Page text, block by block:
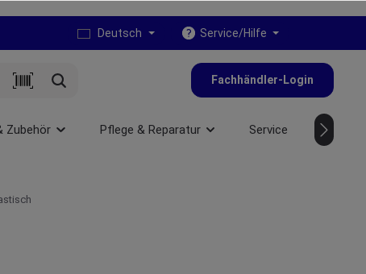
Deutsch Service/Hilfe
Fachhändler-Login
Zubehör Pflege & Reparatur Service NEU